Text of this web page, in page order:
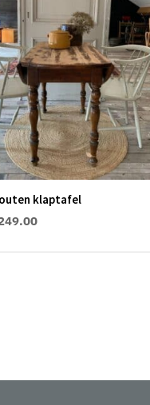
klaptafel